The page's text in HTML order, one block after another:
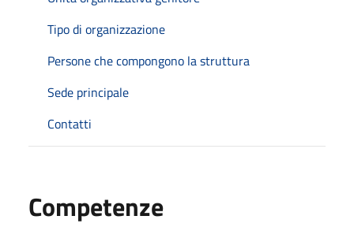
Tipo di organizzazione
Persone che compongono la struttura
Sede principale
Contatti
Competenze